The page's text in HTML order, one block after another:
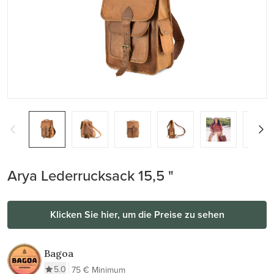
Arya Lederrucksack 15,5 "
Klicken Sie hier, um die Preise zu sehen
Bagoa
5.0 75 € Minimum